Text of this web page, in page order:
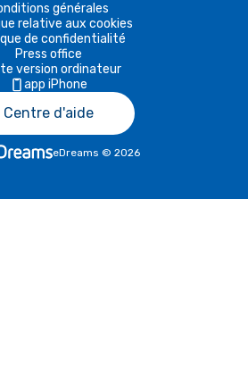
générales
relative aux cookies
de confidentialité
Press office
version ordinateur
app iPhone
Centre d'aide
eDreams © 2026